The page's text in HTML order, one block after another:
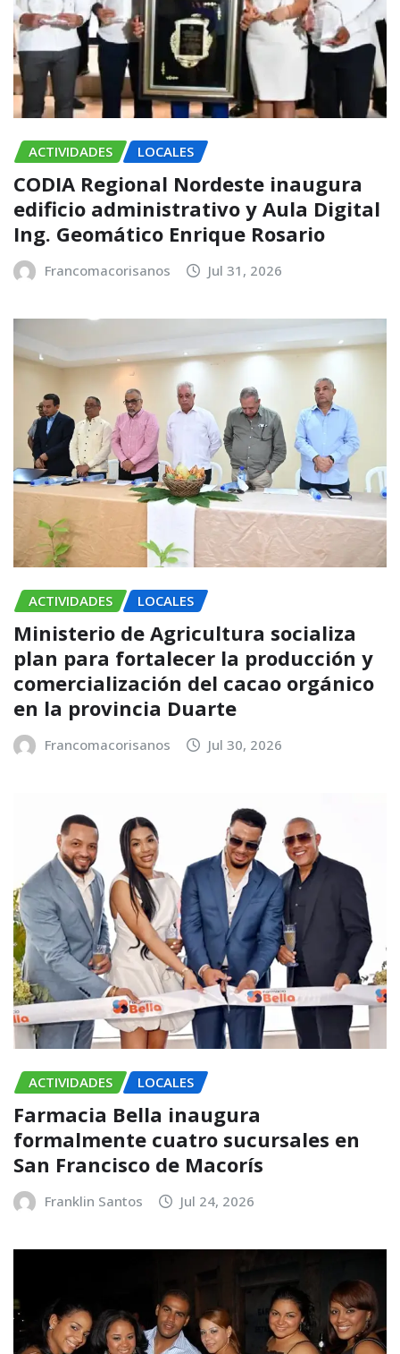
ACTIVIDADES LOCALES
CODIA Regional Nordeste inaugura
edificio administrativo y Aula Digital
Ing. Geomático Enrique Rosario
Francomacorisanos Jul 31, 2026
ACTIVIDADES LOCALES
Ministerio de Agricultura socializa
plan para fortalecer la producción y
comercialización del cacao orgánico
en la provincia Duarte
Francomacorisanos Jul 30, 2026
ACTIVIDADES LOCALES
Farmacia Bella inaugura
formalmente cuatro sucursales en
San Francisco de Macorís
Franklin Santos Jul 24, 2026